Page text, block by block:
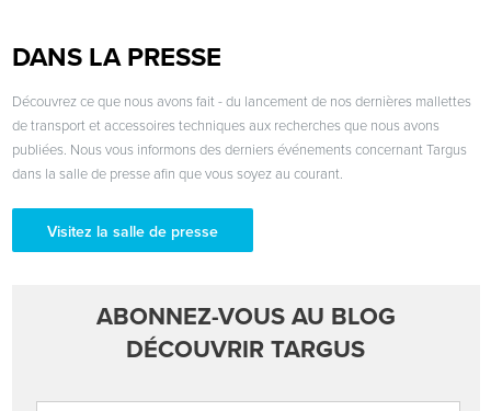
DANS LA PRESSE
Découvrez ce que nous avons fait - du lancement de nos dernières mallettes
de transport et accessoires techniques aux recherches que nous avons
publiées. Nous vous informons des derniers événements concernant Targus
dans la salle de presse afin que vous soyez au courant.
Visitez la salle de presse
ABONNEZ-VOUS AU BLOG
DÉCOUVRIR TARGUS